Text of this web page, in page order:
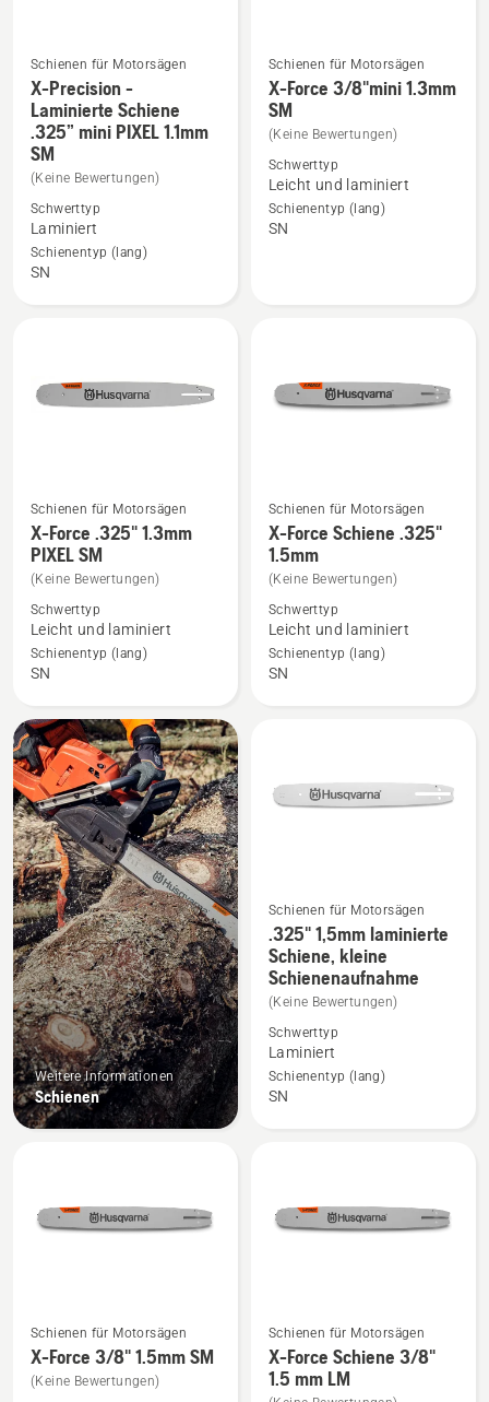
Mehr
Details
zu
Precision
Laminierte
Schiene
1.1mm
Schienen für Motorsägen
X-Precision -
Laminierte Schiene
.325” mini PIXEL 1.1mm
SM
(Keine Bewertungen)
Schwerttyp
Laminiert
Schienentyp (lang)
SN
Mehr
Details
Force
3/8"mini
Schienen für Motorsägen
X-Force 3/8"mini 1.3mm
SM
(Keine Bewertungen)
Schwerttyp
Leicht und laminiert
Schienentyp (lang)
SN
Mehr
Details
zu
Force
.325"
1.3mm
SM
anzeigen
Schienen für Motorsägen
X-Force .325" 1.3mm
PIXEL SM
(Keine Bewertungen)
Schwerttyp
Leicht und laminiert
Schienentyp (lang)
SN
Mehr
Details
zu
Force
Schiene
.325"
Schienen für Motorsägen
X-Force Schiene .325"
1.5mm
(Keine Bewertungen)
Schwerttyp
Leicht und laminiert
Schienentyp (lang)
SN
Weitere Informationen
Schienen
Mehr
Details
zu
.325"
1,5mm
laminierte
Schiene,
Schienen für Motorsägen
.325" 1,5mm laminierte
Schiene, kleine
Schienenaufnahme
(Keine Bewertungen)
Schwerttyp
Laminiert
Schienentyp (lang)
SN
Mehr
Details
Schienen für Motorsägen
X-Force 3/8" 1.5mm SM
(Keine Bewertungen)
Mehr
Details
Schienen für Motorsägen
X-Force Schiene 3/8"
1.5 mm LM